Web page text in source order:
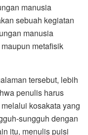
manusia
sebuah kegiatan
manusia
metafisik
tersebut, lebih
penulis harus
kosakata yang
sungguh dengan
itu, menulis puisi